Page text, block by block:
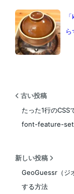
古い投稿
たった1行のCSS
font-feature-
新しい投稿
GeoGuessr（ジ
する方法